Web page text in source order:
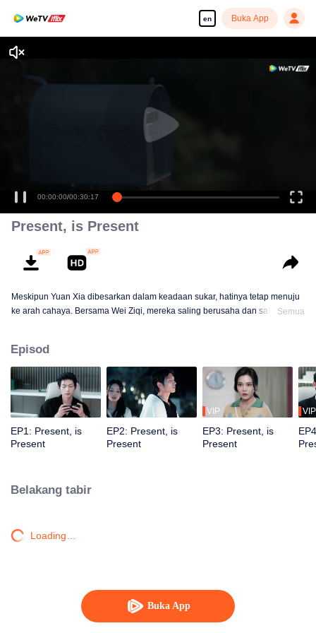
en Buka App
Buka App
00:00:00/00:30:17
Present, is Present
Meskipun Yuan Xia dibesarkan dalam keadaan sukar, hatinya tetap menuju
ke arah cahaya. Bersama Wei Ziqi, mereka saling berusaha dan saling
satu sama lain.
Semua
Episod
EP1: Present, is
Present
EP2: Present, is
Present
VIP
EP3: Present, is
Present
VIP
Belakang tabir
Loading…